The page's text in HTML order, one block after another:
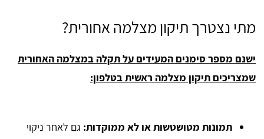
מתי נצטרך תיקון מצלמה אחורית?
ישנם מספר סימנים המעידים על תקלה במצלמה האחורית
שמצריכים תיקון מצלמה ראשית בטלפון:
תמונות מטושטשות או לא ממוקדות: גם לאחר ניקוי